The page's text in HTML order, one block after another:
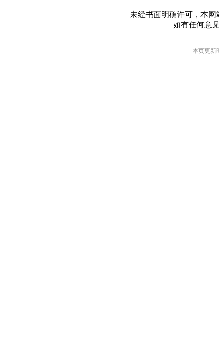
未经书面明确许可，本
如有任何意
本页更新